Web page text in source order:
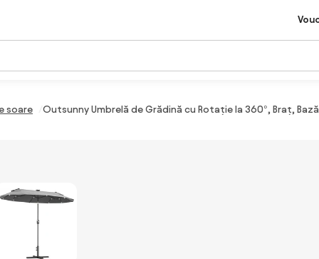
soare Outsunny Umbrelă de Grădină cu Rotație la 360°, Braț,